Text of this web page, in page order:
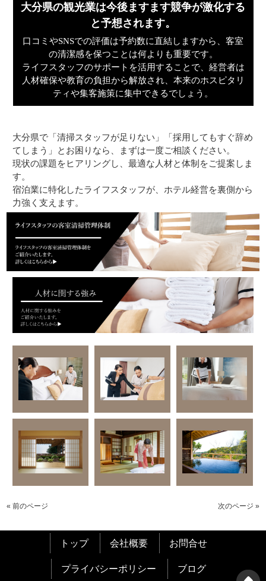
大分県の観光業は今後ますます競争が激化する
と予想されます。
口コミやSNSでの評価は予約数に直結しますから、客室
の清潔感を保つことは何よりも重要です。
ライフスタッフのサポートを活用することで、経営者は
人材確保や教育の負担から解放され、本来のホスピタリ
ティや集客施策に集中できるでしょう。
大分県で「清掃スタッフが足りない」「採用してもすぐ辞め
てしまう」とお困りなら、まずは一度ご相談ください。
現状の課題をヒアリングし、最適な人材と体制をご提案しま
す。
宿泊業に特化したライフスタッフが、ホテル経営を裏側から
力強く支えます。
« 前のページ 次のページ »
トップ 会社概要 お問合せ
プライバシーポリシー ブログ